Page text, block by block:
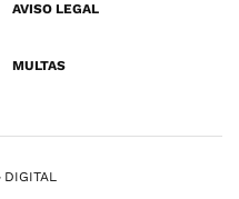
AVISO LEGAL
MULTAS
DIGITAL